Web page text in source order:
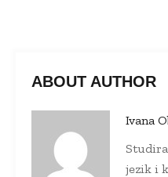
ABOUT AUTHOR
Ivana
jezik i